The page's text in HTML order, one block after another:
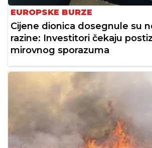
EUROPSKE BURZE
Cijene dionica dosegnule su
razine: Investitori čekaju
mirovnog sporazuma